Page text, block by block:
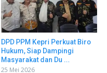
DPD PPM Kepri Perkuat Biro
Hukum, Siap Dampingi
Masyarakat dan Du ...
25 Mei 2026